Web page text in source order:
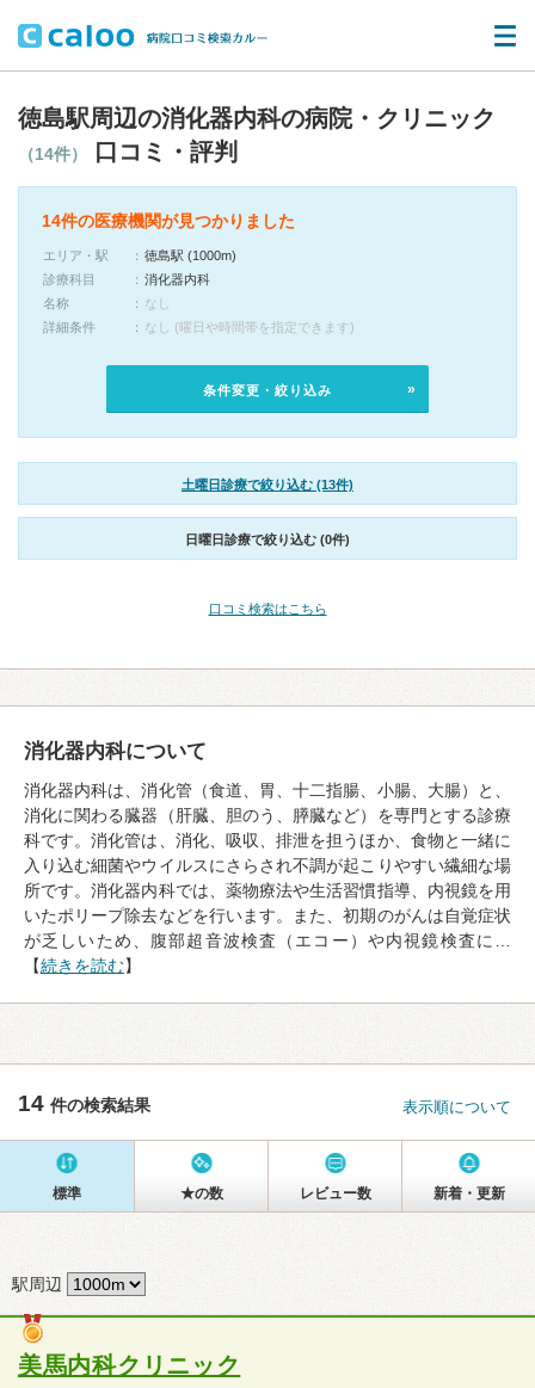
徳島駅周辺の消化器内科の病院・クリニック
（14件） 口コミ・評判
14件の医療機関が見つかりました
エリア・駅
徳島駅 (1000m)
診療科目
消化器内科
名称
なし
詳細条件
なし (曜日や時間帯を指定できます)
条件変更・絞り込み
土曜日診療で絞り込む (13件)
日曜日診療で絞り込む (0件)
口コミ検索はこちら
消化器内科について
消化器内科は、消化管（食道、胃、十二指腸、小腸、大腸）と、
消化に関わる臓器（肝臓、胆のう、膵臓など）を専門とする診療
科です。消化管は、消化、吸収、排泄を担うほか、食物と一緒に
入り込む細菌やウイルスにさらされ不調が起こりやすい繊細な場
所です。消化器内科では、薬物療法や生活習慣指導、内視鏡を用
いたポリープ除去などを行います。また、初期のがんは自覚症状
が乏しいため、腹部超音波検査（エコー）や内視鏡検査に…
【続きを読む】
14 件の検索結果 表示順について
標準 ★の数 レビュー数 新着・更新
駅周辺
美馬内科クリニック